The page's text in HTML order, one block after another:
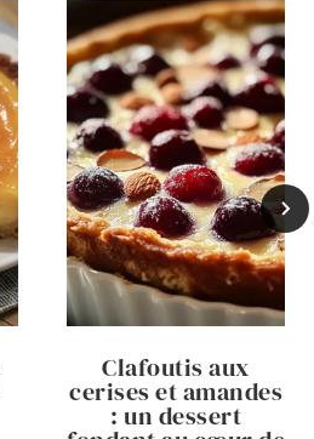
Clafoutis aux
cerises et amandes
: un dessert